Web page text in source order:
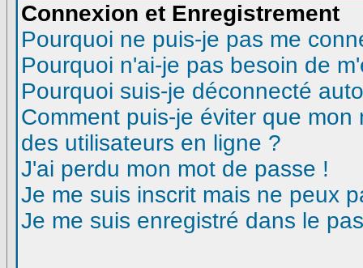
Connexion et Enregistrement
Pourquoi ne puis-je pas me
Pourquoi n'ai-je pas besoin de
Pourquoi suis-je déconnecté
Comment puis-je éviter que
des utilisateurs en ligne ?
J'ai perdu mon mot de passe !
Je me suis inscrit mais ne peux
Je me suis enregistré dans le